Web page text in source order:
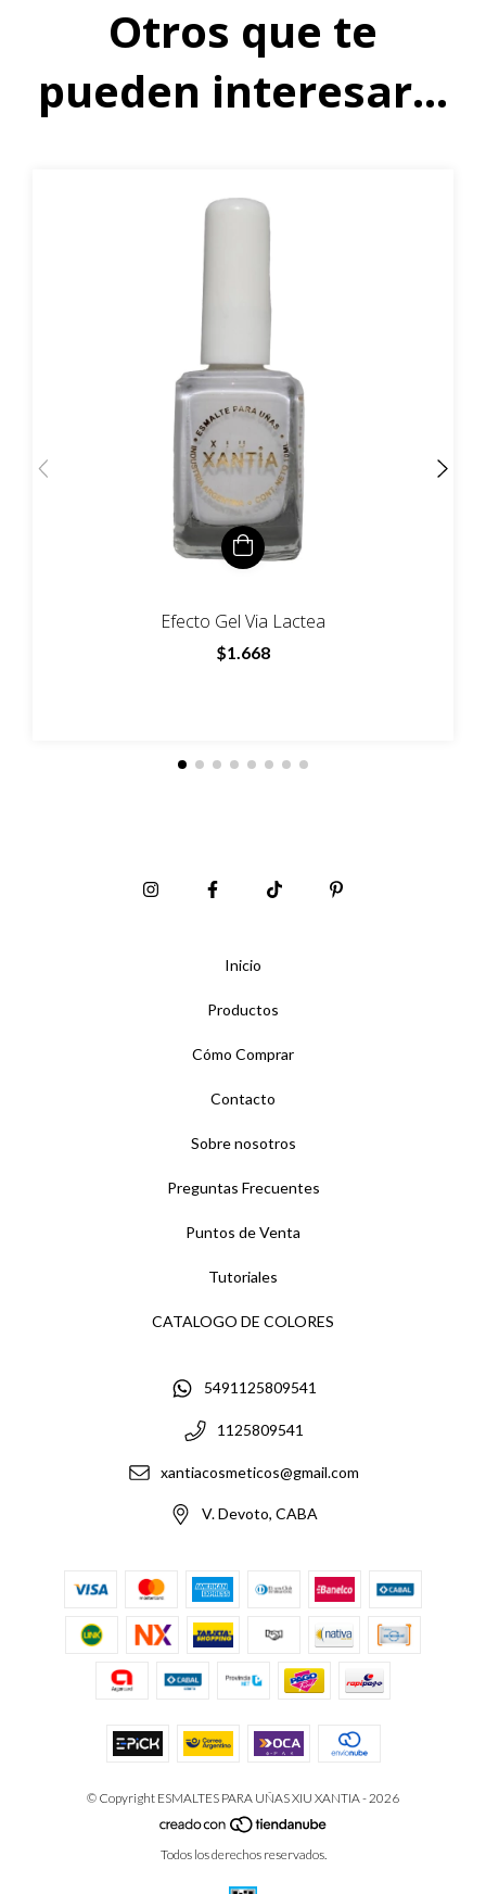
Otros que te
pueden interesar...
Efecto Gel Via Lactea
$1.668
Inicio
Productos
Cómo Comprar
Contacto
Sobre nosotros
Preguntas Frecuentes
Puntos de Venta
Tutoriales
CATALOGO DE COLORES
5491125809541
1125809541
xantiacosmeticos@gmail.com
V. Devoto, CABA
© Copyright ESMALTES PARA UÑAS XIU XANTIA - 2026
Todos los derechos reservados.